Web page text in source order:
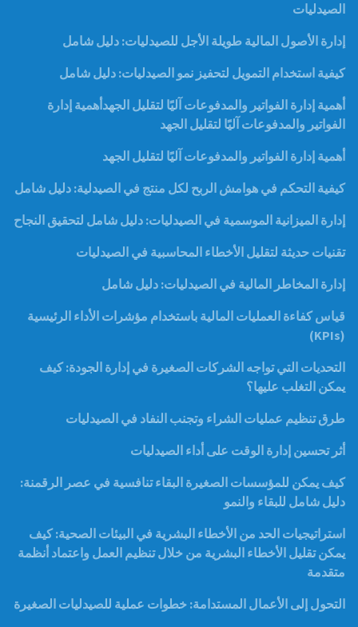
الصيدليات
إدارة الأصول المالية طويلة الأجل للصيدليات: دليل شامل
كيفية استخدام التمويل لتحفيز نمو الصيدليات: دليل شامل
أهمية إدارة الفواتير والمدفوعات آليًا لتقليل الجهدأهمية إدارة
الفواتير والمدفوعات آليًا لتقليل الجهد
أهمية إدارة الفواتير والمدفوعات آليًا لتقليل الجهد
كيفية التحكم في هوامش الربح لكل منتج في الصيدلية: دليل شامل
إدارة الميزانية الموسمية في الصيدليات: دليل شامل لتحقيق النجاح
تقنيات حديثة لتقليل الأخطاء المحاسبية في الصيدليات
إدارة المخاطر المالية في الصيدليات: دليل شامل
قياس كفاءة العمليات المالية باستخدام مؤشرات الأداء الرئيسية
(KPIs)
التحديات التي تواجه الشركات الصغيرة في إدارة الجودة: كيف
يمكن التغلب عليها؟
طرق تنظيم عمليات الشراء وتجنب النفاد في الصيدليات
أثر تحسين إدارة الوقت على أداء الصيدليات
كيف يمكن للمؤسسات الصغيرة البقاء تنافسية في عصر الرقمنة:
دليل شامل للبقاء والنمو
استراتيجيات الحد من الأخطاء البشرية في البيئات الصحية: كيف
يمكن تقليل الأخطاء البشرية من خلال تنظيم العمل واعتماد أنظمة
متقدمة
التحول إلى الأعمال المستدامة: خطوات عملية للصيدليات الصغيرة